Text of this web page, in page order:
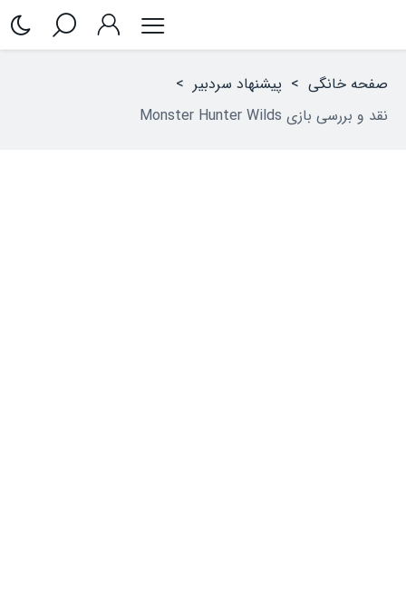
صفحه خانگی > پیشنهاد سردبیر >
نقد و بررسی بازی Monster Hunter Wilds